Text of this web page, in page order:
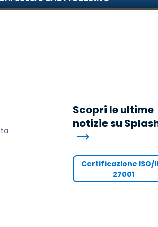
Scopri le ultime
notizie su
Certificazione ISO/
27001